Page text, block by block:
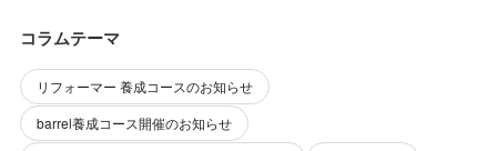
コラムテーマ
リフォーマー 養成コースのお知らせ
barrel養成コース開催のお知らせ